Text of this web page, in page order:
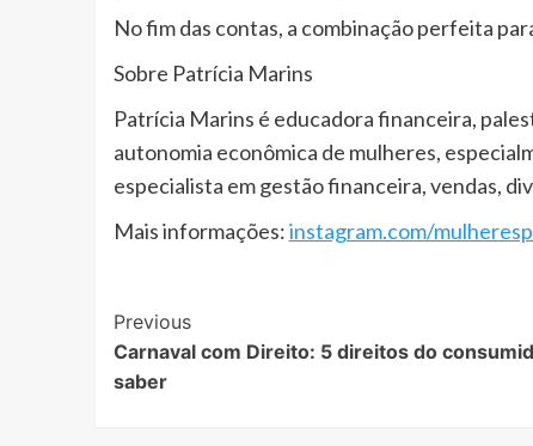
No fim das contas, a combinação perfeita
Sobre Patrícia Marins
Patrícia Marins é educadora financeira,
autonomia econômica de mulheres,
especialista em gestão financeira, vendas,
Mais informações:instagram.com/
Post
Navigation
Previous
Carnaval com Direito: 5 direitos do
saber